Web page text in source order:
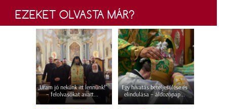
EZEKET OLVASTA MÁR?
„Uram jó nekünk itt lennünk!”
– felolvasókat avatt...
Egy hivatás beteljesülése és
elindulása – áldozópap...